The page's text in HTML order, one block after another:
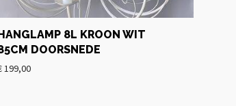
8L KROON WIT
DOORSNEDE
199,00